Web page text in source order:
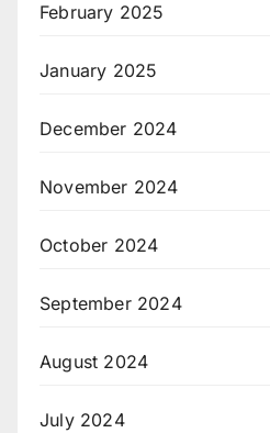
February 2025
January 2025
December 2024
November 2024
October 2024
September 2024
August 2024
July 2024